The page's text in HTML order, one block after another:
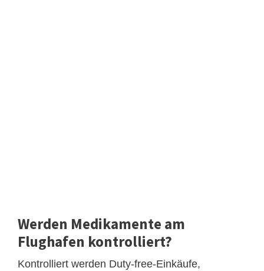
Werden Medikamente am
Flughafen kontrolliert?
Kontrolliert werden Duty-free-Einkäufe,